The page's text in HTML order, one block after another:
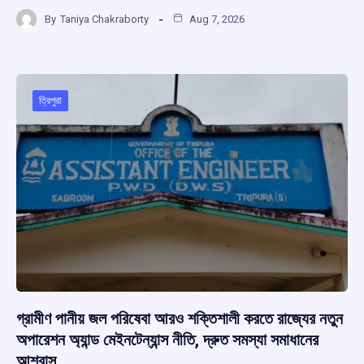
ce
o
o
k
at
A
p
p
e
d
a
By Taniya Chakraborty Aug 7, 2026
ত্রিপুরা
গ্রামীণ পানীয় জল পরিষেবা আরও শক্তিশালী করতে রাজ্যের নতুন
অপারেশন অ্যান্ড মেইনটেন্যান্স নীতি, দ্রুত সমস্যা সমাধানের